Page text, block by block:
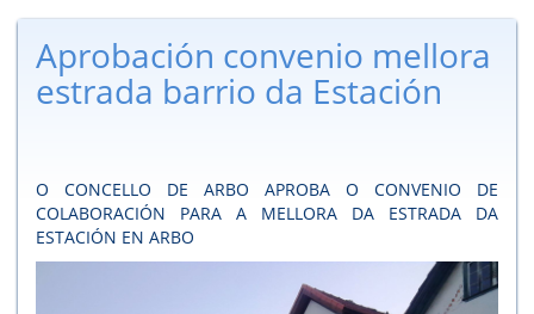
Aprobación convenio mellora
estrada barrio da Estación
O CONCELLO DE ARBO APROBA O CONVENIO DE
COLABORACIÓN PARA A MELLORA DA ESTRADA DA
ESTACIÓN EN ARBO